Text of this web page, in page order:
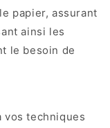
papier, assurant
ainsi les
le besoin de
vos techniques